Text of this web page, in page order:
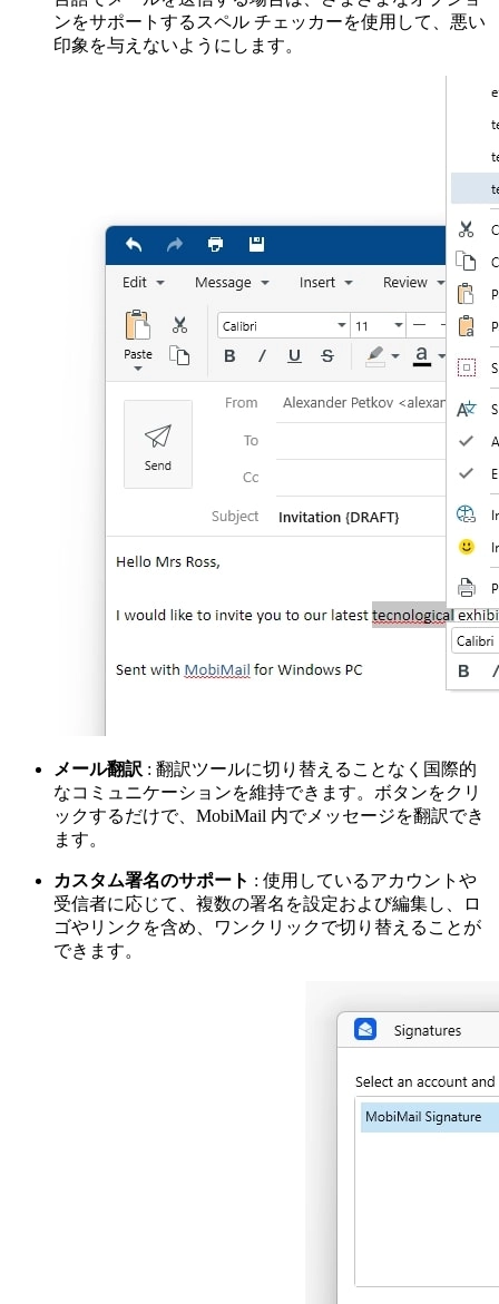
ンをサポートするスペル チェッカーを使用して、悪い
印象を与えないようにします。
メール翻訳 : 翻訳ツールに切り替えることなく国際的
なコミュニケーションを維持できます。ボタンをクリ
ックするだけで、MobiMail 内でメッセージを翻訳でき
ます。
カスタム署名のサポート : 使用しているアカウントや
受信者に応じて、複数の署名を設定および編集し、ロ
ゴやリンクを含め、ワンクリックで切り替えることが
できます。